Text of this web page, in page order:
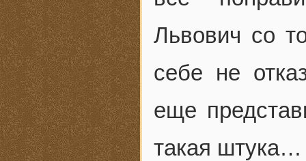
Львович со
себе не
еще
такая штука…